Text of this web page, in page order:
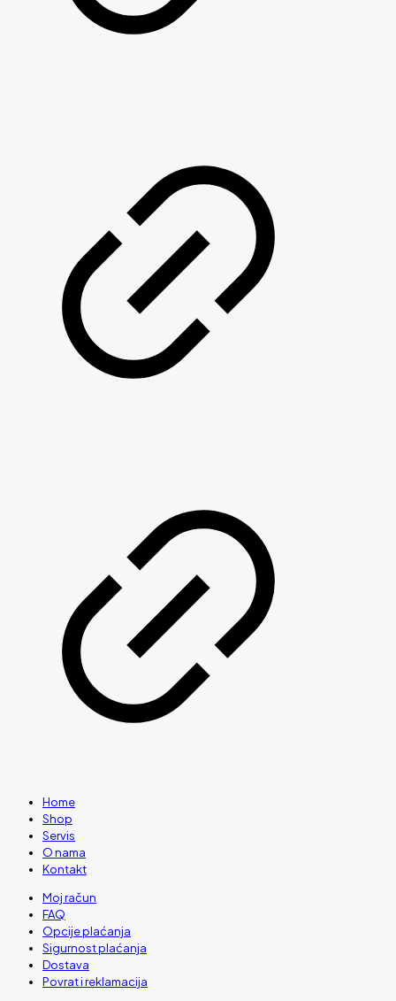
Home
Shop
Servis
O nama
Kontakt
Moj račun
FAQ
Opcije plaćanja
Sigurnost plaćanja
Dostava
Povrat i reklamacija